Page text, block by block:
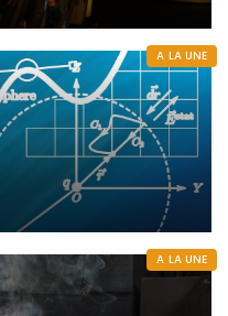
A LA UNE
A LA UNE